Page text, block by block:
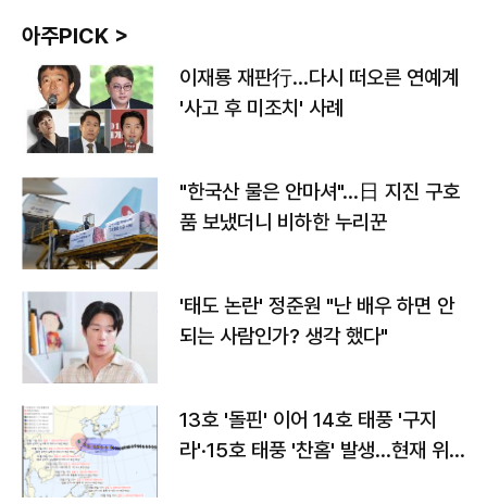
아주PICK >
이재룡 재판行…다시 떠오른 연예계
'사고 후 미조치' 사례
"한국산 물은 안마셔"…日 지진 구호
품 보냈더니 비하한 누리꾼
'태도 논란' 정준원 "난 배우 하면 안
되는 사람인가? 생각 했다"
13호 '돌핀' 이어 14호 태풍 '구지
라'·15호 태풍 '찬홈' 발생…현재 위